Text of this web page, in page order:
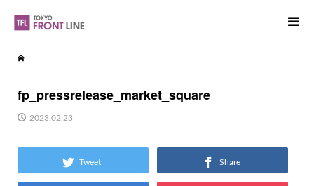
fp_pressrelease_market_square
2023.02.23
Tweet Share